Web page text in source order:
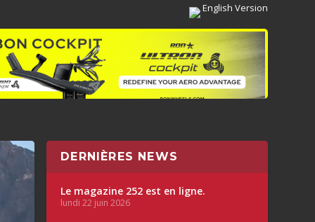
English Version
DERNIÈRES NEWS
Le magazine 252 est en ligne.
lundi 22 juin 2026